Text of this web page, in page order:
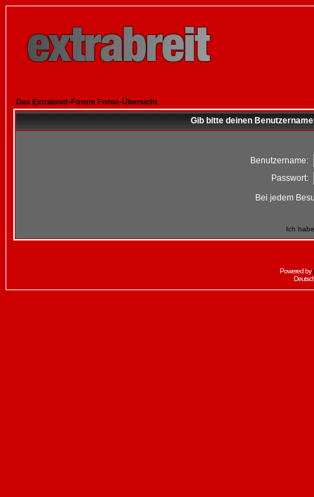
Das Extrabreit-Forum Foren-Übersicht
Gib bitte deinen
Benutzername:
Passwort:
Bei jedem
Ich
Powered by